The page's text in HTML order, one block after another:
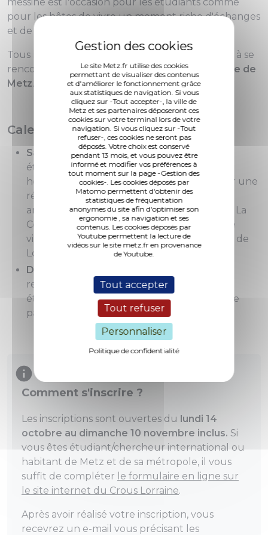
Le site Metz.fr utilise des cookies
permettant de visualiser des contenus
et d'améliorer le fonctionnement grâce
aux statistiques de navigation. Si vous
cliquez sur -Tout accepter-, la ville de
Metz et ses partenaires déposeront ces
cookies sur votre terminal lors de votre
navigation. Si vous cliquez sur -Tout
refuser-, ces cookies ne seront pas
déposés. Votre choix est conservé
pendant 13 mois, et vous pouvez être
informé et modifier vos préférences à
tout moment sur la page -Gestion des
cookies-. Les cookies déposés par
Matomo permettent d'obtenir des
statistiques de fréquentation
anonymes du site afin d'optimiser son
ergonomie , sa navigation et ses
contenus. Les cookies déposés par
Youtube permettent la lecture de
vidéos sur le site metz.fr en provenance
de Youtube.
Tout accepter
Tout refuser
Personnaliser
Politique de confidentialité
pour les hôtes de vivre un moment riche d'échanges
et de partage.
Tous les participants seront au préalable invités à se
rencontrer lors d’uneréception à l’hôtel de ville de
Metz.
Calendrier de l'édition 2024
Samedi 16 novembre 2024: les
étudiants/chercheurs internationaux et les
hôtes seront accueillis à l’hôtel de ville pour une
réception officielle, suivie de plusieurs
animations (visite gourmande du musée de La
Cour d'Or, découverte de la ville, ou encore
visite du Fonds régional d'art contemporain de
Lorraine).
Dimanche 17 novembre 2024
reçoivent chez eux un ou plusieurs
étudiants/chercheurs internationaux afin de
partager un déjeuner convivial.
Comment s'inscrire ?
Les inscriptions sont ouvertes du lundi 14
octobre au dimanche 10 novembre inclus. Si
vous êtes étudiant/chercheur international ou
habitant de Metz et de sa métropole, il vous
suffit de compléter le formulaire en ligne sur
le site internet du Crous Lorraine.
Après avoir réalisé votre inscription, vous
recevrez un e-mail vous précisant les